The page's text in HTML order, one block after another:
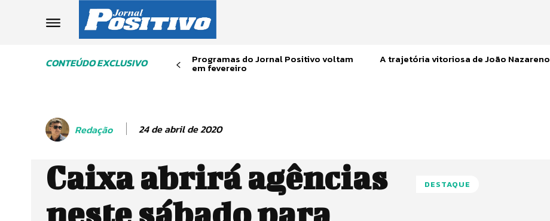
CONTEÚDO EXCLUSIVO Programas do Jornal Positivo voltam
em fevereiro
A trajetória vitoriosa de João Nazareno
Redação 24 de abril de 2020
Caixa abrirá agências
neste sábado para
DESTAQUE